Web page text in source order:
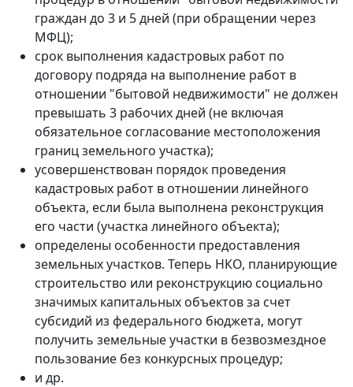
граждан до 3 и 5 дней (при обращении через
МФЦ);
срок выполнения кадастровых работ по
договору подряда на выполнение работ в
отношении "бытовой недвижимости" не должен
превышать 3 рабочих дней (не включая
обязательное согласование местоположения
границ земельного участка);
усовершенствован порядок проведения
кадастровых работ в отношении линейного
объекта, если была выполнена реконструкция
его части (участка линейного объекта);
определены особенности предоставления
земельных участков. Теперь НКО, планирующие
строительство или реконструкцию социально
значимых капитальных объектов за счет
субсидий из федерального бюджета, могут
получить земельные участки в безвозмездное
пользование без конкурсных процедур;
и др.